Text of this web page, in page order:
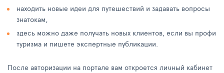
находить новые идеи для путешествий и задавать вопросы
знатокам,
здесь можно даже получать новых клиентов, если вы профи
туризма и пишете экспертные публикации.
После авторизации на портале вам откроется личный кабинет